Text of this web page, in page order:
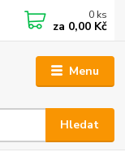
Menu
Hledat
0 ks
za 0,00 Kč